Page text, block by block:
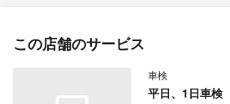
この店舗のサービス
車検
平日、1日車検